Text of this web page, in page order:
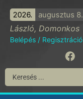
2026. augusztus 8.
László, Domonkos
Belépés / Regisztráció